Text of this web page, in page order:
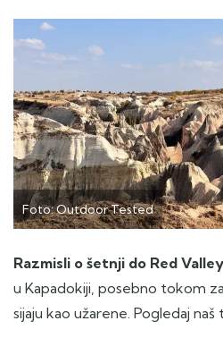
Foto: Outdoor Tested
Razmisli o šetnji do Red Valley
u Kapadokiji, posebno tokom
sijaju kao užarene. Pogledaj naš